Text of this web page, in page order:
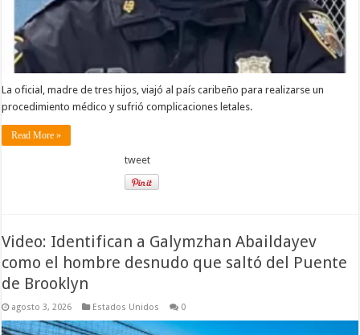
La oficial, madre de tres hijos, viajó al país caribeño para realizarse un
procedimiento médico y sufrió complicaciones letales.
Read More »
tweet
Video: Identifican a Galymzhan Abaildayev
como el hombre desnudo que saltó del Puente
de Brooklyn
agosto 3, 2026 Estados Unidos 0